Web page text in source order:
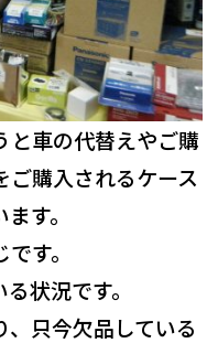
と車の代替えやご購
ご購入されるケース
す。
す。
状況です。
只今欠品している